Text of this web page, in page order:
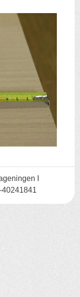
I
40241841